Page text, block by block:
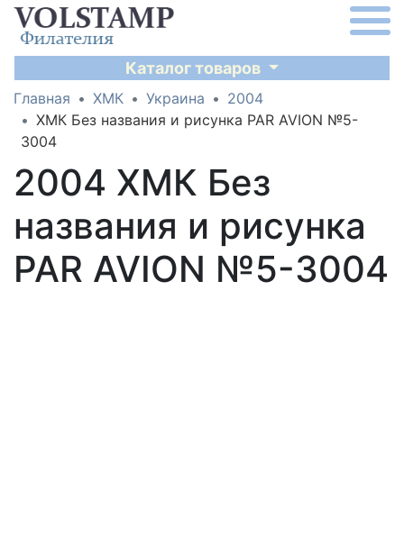
Каталог товаров
Главная ХМК Украина
2004
ХМК Без названия и рисунка PAR AVION №5-
3004
2004 ХМК Без
названия и рисунка
PAR AVION №5-3004